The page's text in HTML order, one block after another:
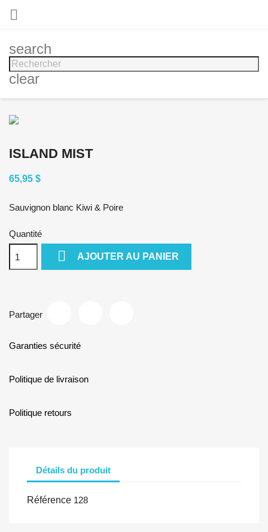

search
clear
ISLAND MIST
65,95 $
Sauvignon blanc Kiwi & Poire
Quantité
 AJOUTER AU PANIER
Partager
Garanties sécurité
Politique de livraison
Politique retours
Détails du produit
Référence 128